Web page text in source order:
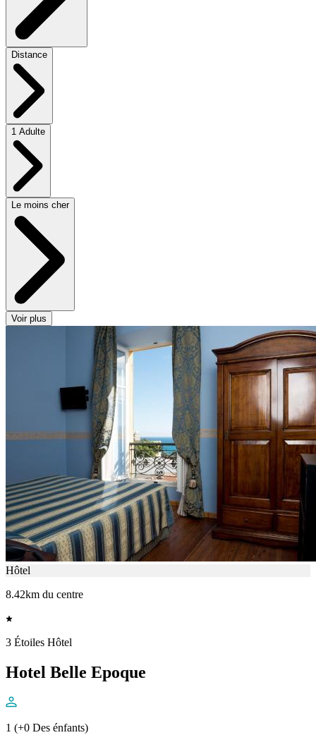
Distance
1 Adulte
Le moins cher
Voir plus
Hôtel
8.42km du centre
3 Étoiles Hôtel
Hotel Belle Epoque
1 (+0 Des énfants)